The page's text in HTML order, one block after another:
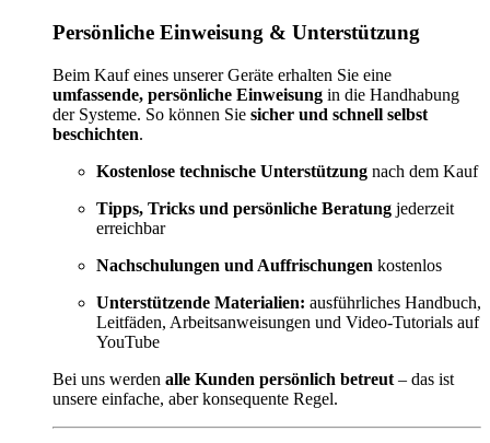
Persönliche Einweisung & Unterstützung
Beim Kauf eines unserer Geräte erhalten Sie eine
umfassende, persönliche Einweisung in die Handhabung
der Systeme. So können Sie sicher und schnell selbst
beschichten.
Kostenlose technische Unterstützung nach dem Kauf
Tipps, Tricks und persönliche Beratung jederzeit
erreichbar
Nachschulungen und Auffrischungen kostenlos
Unterstützende Materialien: ausführliches Handbuch,
Leitfäden, Arbeitsanweisungen und Video-Tutorials auf
YouTube
Bei uns werden alle Kunden persönlich betreut – das ist
unsere einfache, aber konsequente Regel.